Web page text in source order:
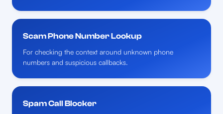
Scam Phone Number Lookup
For checking the context around unknown phone
numbers and suspicious callbacks.
Spam Call Blocker